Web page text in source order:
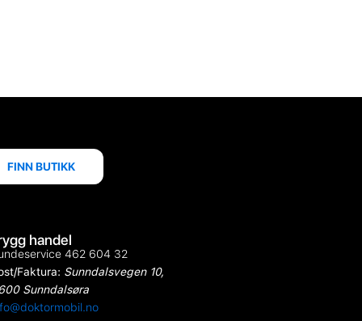
FINN BUTIKK
handel
462 604 32
Faktura: Sunndalsvegen 10,
Sunndalsøra